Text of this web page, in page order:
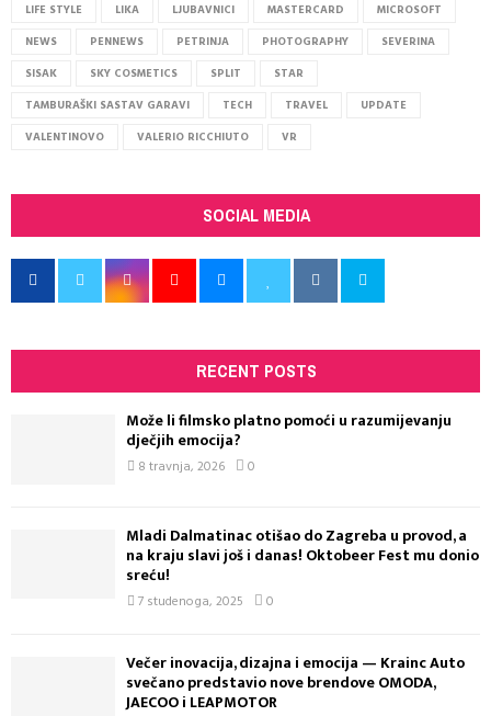
LIFE STYLE
LIKA LJUBAVNICI MASTERCARD
MICROSOFT
NEWS
PENNEWS PETRINJA PHOTOGRAPHY
SEVERINA
SISAK
SKY COSMETICS SPLIT
STAR
TAMBURAŠKI SASTAV GARAVI
TECH TRAVEL
UPDATE
VALENTINOVO
VALERIO RICCHIUTO VR
SOCIAL MEDIA
RECENT POSTS
Može li filmsko platno pomoći u razumijevanju
dječjih emocija?
8 travnja, 2026 0
Mladi Dalmatinac otišao do Zagreba u provod, a
na kraju slavi još i danas! Oktobeer Fest mu donio
sreću!
7 studenoga, 2025 0
Večer inovacija, dizajna i emocija — Krainc Auto
svečano predstavio nove brendove OMODA,
JAECOO i LEAPMOTOR